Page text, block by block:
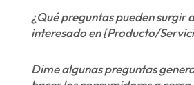
¿Qué preguntas pueden surgir
interesado en [Producto/
Dime algunas preguntas